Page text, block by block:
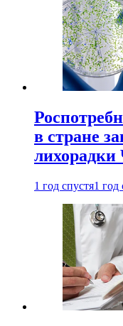
в стране
1 год спустя1 год